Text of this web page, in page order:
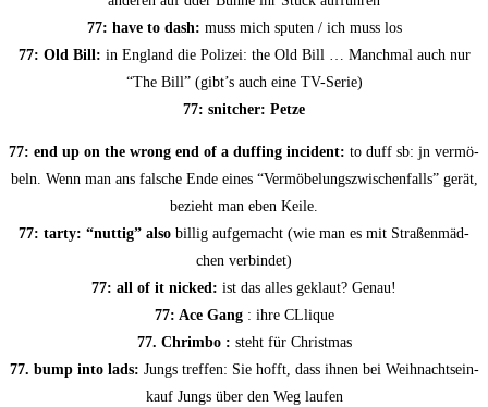
77: have to dash: muss mich spu­ten / ich muss los
77: Old Bill: in Eng­land die Poli­zei: the Old Bill … Manch­mal auch nur
“The Bill” (gibt’s auch eine TV-Serie)
77: snit­cher: Petze
77: end up on the wrong end of a duf­fing inci­dent: to duff sb: jn ver­mö­
beln. Wenn man ans fal­sche Ende eines “Ver­mö­be­lungs­zwi­schen­falls” gerät,
bezieht man eben Keile.
77: tar­ty: “nut­tig” also bil­lig auf­ge­macht (wie man es mit Stra­ßen­mäd­
chen verbindet)
77: all of it nicked: ist das alles geklaut? Genau!
77: Ace Gang: ihre CLlique
77. Chrim­bo : steht für Christmas
77. bump into lads: Jungs tref­fen: Sie hofft, dass ihnen bei Weih­nachts­ein­
kauf Jungs über den Weg laufen